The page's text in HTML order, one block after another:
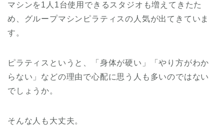
マシンを1人1台使用できるスタジオも増えてきたた
め、グループマシンピラティスの人気が出てきていま
す。
ピラティスというと、「身体が硬い」「やり方がわか
らない」などの理由で心配に思う人も多いのではない
でしょうか。
そんな人も大丈夫。